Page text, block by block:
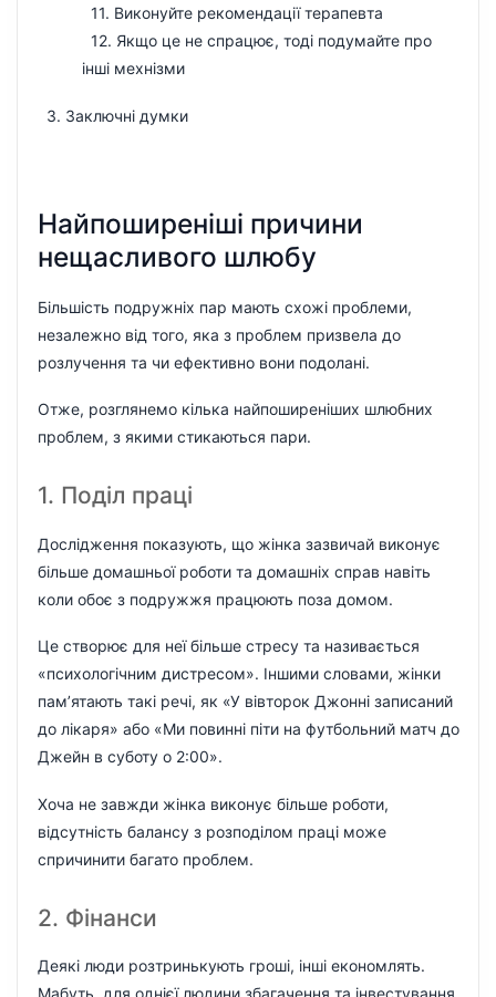
11. Виконуйте рекомендації терапевта
12. Якщо це не спрацює, тоді подумайте про
інші мехнізми
3. Заключні думки
Найпоширеніші причини
нещасливого шлюбу
Більшість подружніх пар мають схожі проблеми,
незалежно від того, яка з проблем призвела до
розлучення та чи ефективно вони подолані.
Отже, розглянемо кілька найпоширеніших шлюбних
проблем, з якими стикаються пари.
1. Поділ праці
Дослідження показують, що жінка зазвичай виконує
більше домашньої роботи та домашніх справ навіть
коли обоє з подружжя працюють поза домом.
Це створює для неї більше стресу та називається
«психологічним дистресом». Іншими словами, жінки
пам’ятають такі речі, як «У вівторок Джонні записаний
до лікаря» або «Ми повинні піти на футбольний матч до
Джейн в суботу о 2:00».
Хоча не завжди жінка виконує більше роботи,
відсутність балансу з розподілом праці може
спричинити багато проблем.
2. Фінанси
Деякі люди розтринькують гроші, інші економлять.
Мабуть, для однієї людини збагачення та інвестування